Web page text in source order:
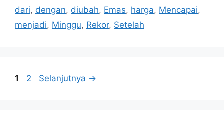
dari, dengan, diubah, Emas, harga, Mencapai,
menjadi, Minggu, Rekor, Setelah
Halaman
1 Halaman
2 Selanjutnya →